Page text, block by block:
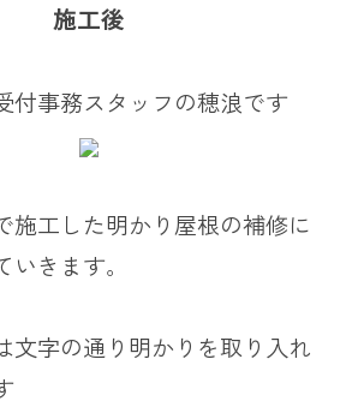
施工後
付事務スタッフの穂浪です
施工した明かり屋根の補修に
きます。
文字の通り明かりを取り入れ